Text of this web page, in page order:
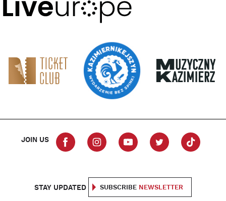
JOIN US
STAY UPDATED SUBSCRIBE NEWSLETTER